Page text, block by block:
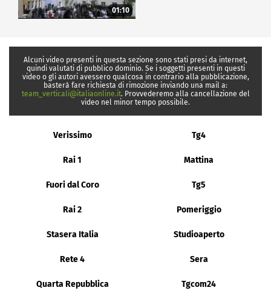
01:10
Alcuni video presenti in questa sezione sono stati presi da internet,
quindi valutati di pubblico dominio. Se i soggetti presenti in questi
video o gli autori avessero qualcosa in contrario alla pubblicazione,
basterà fare richiesta di rimozione inviando una mail a:
team_verticali@italiaonline.it. Provvederemo alla cancellazione del
video nel minor tempo possibile.
Verissimo Tg4
Rai 1 Mattina
Fuori dal Coro Tg5
Rai 2 Pomeriggio
Stasera Italia Studioaperto
Rete 4 Sera
Quarta Repubblica Tgcom24